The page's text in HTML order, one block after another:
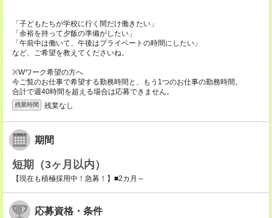
「子どもたちが学校に行く間だけ働きたい」
「余裕を持って夕飯の準備がしたい」
「午前中は働いて、午後はプライベートの時間にしたい」
など、ご希望を教えてくださいね。
※Wワーク希望の方へ
今ご覧のお仕事で希望する勤務時間と、もう1つのお仕事の勤務時間。
合計で週40時間を超える場合は応募できません。
残業時間 残業なし
期間
短期（3ヶ月以内）
【現在も積極採用中！急募！】■2カ月～
応募資格・条件